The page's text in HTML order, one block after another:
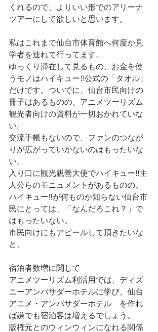
くれるので、よりいい形でのアリーナ
ツアーにして欲しいと思います。
私はこれまで仙台市体育館へ何度か見
学者を連れて行ってます。
ゆっくり滞在して見るもの、お金を使
うモノはハイキュー‼公式の「タオル」
だけです。ついでに、仙台市民向けの
冊子はあるものの、アニメツーリズム
観光者向けの資料が一切おかれていな
い。
交流手帳もないので、ファンのつなが
りが広がっていかないのはもったいな
い。
入り口に観光親善大使でハイキュー‼主
人公らのモニュメントがあるものの、
ハイキュー‼が何ものか知らない仙台市
民にとっては、「なんだろこれ？」で
はもったいない。
市民向けにもアピールして頂きたいな
と。
宿泊者数増に関して
アニメツーリズム利活用では、ディズ
ニーアンバサダーホテルに学び、仙台
アニメ・アンバサダーホテル　を作れ
ば嫌でも宿泊客は増えるでしょう。
版権元とのウィンウィンになれる関係